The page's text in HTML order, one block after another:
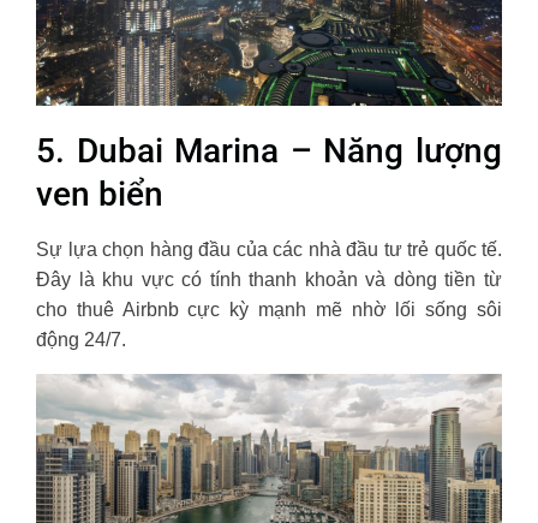
5. Dubai Marina – Năng lượng
ven biển
Sự lựa chọn hàng đầu của các nhà đầu tư trẻ quốc tế.
Đây là khu vực có tính thanh khoản và dòng tiền từ
cho thuê Airbnb cực kỳ mạnh mẽ nhờ lối sống sôi
động 24/7.